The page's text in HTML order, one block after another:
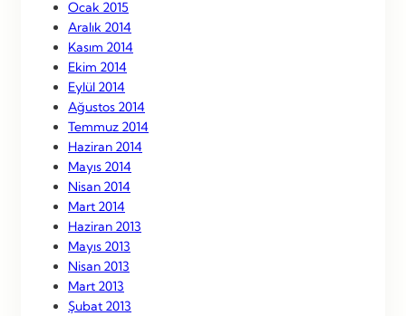
Ocak 2015
Aralık 2014
Kasım 2014
Ekim 2014
Eylül 2014
Ağustos 2014
Temmuz 2014
Haziran 2014
Mayıs 2014
Nisan 2014
Mart 2014
Haziran 2013
Mayıs 2013
Nisan 2013
Mart 2013
Şubat 2013